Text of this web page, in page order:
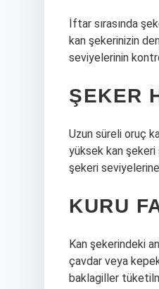
İftar sırasında
kan şekerinizin
seviyelerinin
ŞEKER
Uzun süreli oruç
yüksek kan şekeri
şekeri
KURU
Kan şekerindeki
çavdar veya
baklagiller